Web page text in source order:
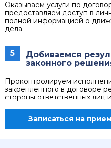
Оказываем услуги по
предоставляем доступ в
полной информацией о
дела.
5
Добиваемся
законного
Проконтролируем
закрепленного в договоре
стороны ответственных лиц
Записаться на